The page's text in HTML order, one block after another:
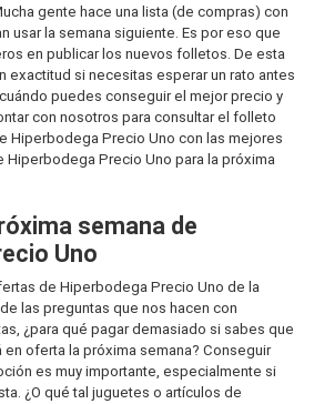
gente hace una lista (de compras) con
usar la semana siguiente. Es por eso que
en publicar los nuevos folletos. De esta
exactitud si necesitas esperar un rato antes
puedes conseguir el mejor precio y
con nosotros para consultar el folleto
Hiperbodega Precio Uno con las mejores
Precio Uno para la próxima
semana de
Uno
de Hiperbodega Precio Uno de la
las preguntas que nos hacen con
¿para qué pagar demasiado si sabes que
oferta la próxima semana? Conseguir
es muy importante, especialmente si
¿O qué tal juguetes o artículos de